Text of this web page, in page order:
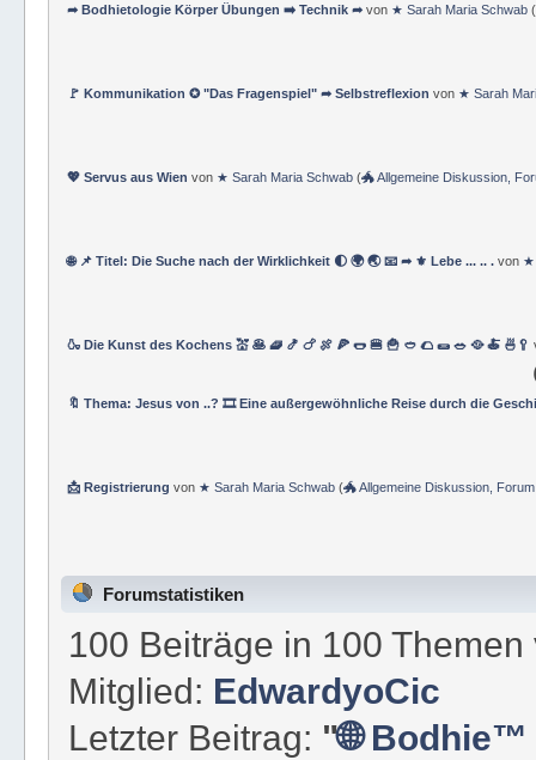
➦ Bodhietologie Körper Übungen ➡️ Technik ➦von ★ Sarah Maria Schwab (
🚩 Kommunikation ✪ "Das Fragenspiel" ➦ Selbstreflexion von ★ Sarah
💖 Servus aus Wien von ★ Sarah Maria Schwab (🐲 Allgemeine Diskussion,
🌐 📌 Titel: Die Suche nach der Wirklichkeit 🌓 🌍 🌏 📧 ➦ ⚜ Lebe ... .. . von ★
🍶 Die Kunst des Kochens 💒 🥞 🧇 🍤 🍗 🍖 🍕 🌭 🍔 🍟 🥙 🌮 🌯 🥗 🥘 🍝 🍜🥄
🔖 Thema: Jesus von ..? 🎞️ Eine außergewöhnliche Reise durch die
📩 Registrierung von ★ Sarah Maria Schwab (🐲 Allgemeine Diskussion,
Forumstatistiken
100 Beiträge in 100
Mitglied: EdwardyoCic
Letzter Beitrag: "🌐 Bodhie™